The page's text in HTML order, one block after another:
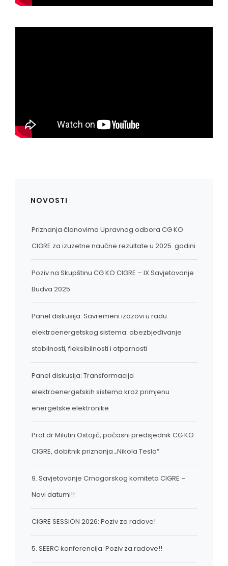
NOVOSTI
Priznanja članovima Upravnog odbora CG KO
CIGRE za izuzetne naučne rezultate u 2025. godini
Poziv na Skupštinu CG KO CIGRE – IX Savjetovanje
Budva 2025
Panel diskusija: Savremeni izazovi u radu
elektroenergetskog sistema: obezbjeđivanje
stabilnosti, fleksibilnosti i otpornosti
Panel diskusija: Transformacija
elektroenergetskih sistema kroz primjenu
energetske elektronike
Prof.dr Milutin Ostojić, počasni predsjednik CG KO
CIGRE, dobitnik priznanja „Nikola Tesla“.
9. Savjetovanje Crnogorskog komiteta CIGRE –
Novi datumi!!
CIGRE SESSION 2026: Poziv za radove!
5. SEERC konferencija: Poziv za radove!!